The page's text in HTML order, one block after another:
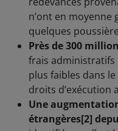
n’ont en moyenne
quelques
Près de 300
frais administratifs
plus faibles dans
droits d’exécution
Une
étrangères[2]